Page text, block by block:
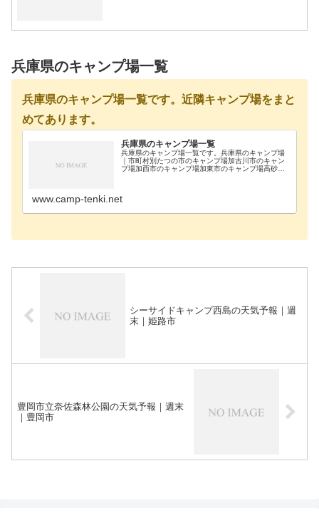
兵庫県のキャンプ場一覧
兵庫県のキャンプ場一覧です。近隣キャンプ場をまと
めてあります。
兵庫県のキャンプ場一覧
兵庫県のキャンプ場一覧です。兵庫県のキャンプ場
｜市町村別たつの市のキャンプ場加古川市のキャン
プ場加西市のキャンプ場加東市のキャンプ場高砂市
www.camp-tenki.net
シーサイドキャンプ西島の天気予報｜週
末｜姫路市
豊岡市立奈佐森林公園の天気予報｜週末
｜豊岡市